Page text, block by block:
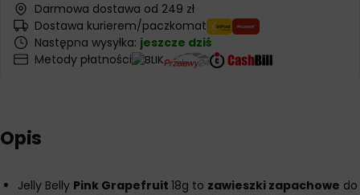
Darmowa dostawa od 249 zł
Dostawa kurierem/paczkomat
Następna wysyłka: jeszcze dziś
Metody płatności
Opis
Jelly Belly Pink Grapefruit 18g to zawieszki zapachowe do